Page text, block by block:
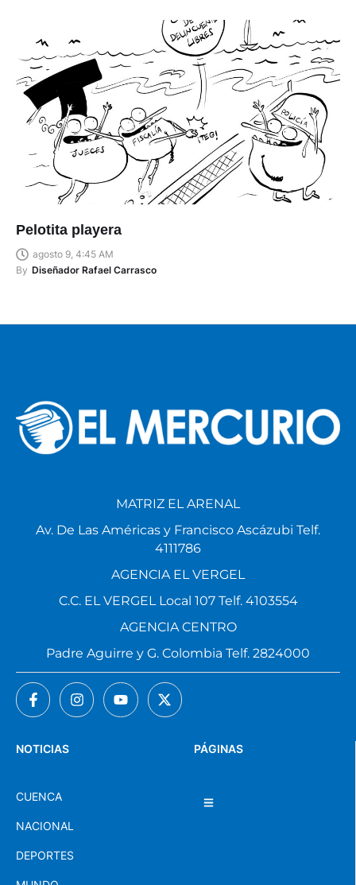
Pelotita playera
agosto 9, 4:45 AM
By Diseñador Rafael Carrasco
PÁGINAS
NOTICIAS
CUENCA
NACIONAL
DEPORTES
MATRIZ EL ARENAL
Av. De Las Américas y Francisco Ascázubi Telf.
4111786
AGENCIA EL VERGEL
C.C. EL VERGEL Local 107 Telf. 4103554
AGENCIA CENTRO
Padre Aguirre y G. Colombia Telf. 2824000